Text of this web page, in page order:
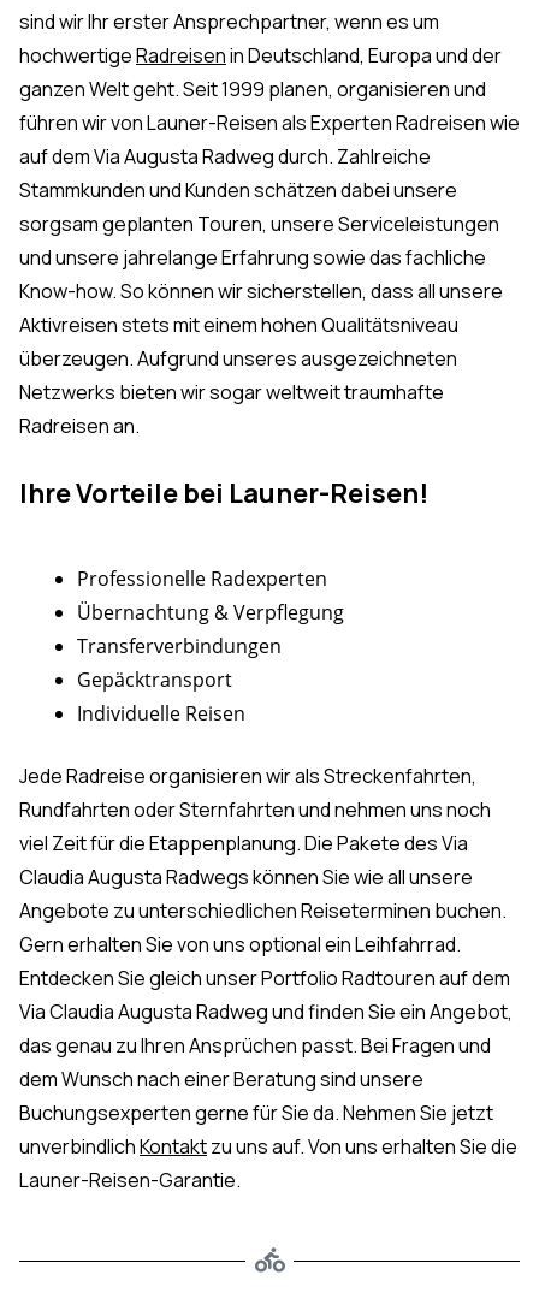
sind wir Ihr erster Ansprechpartner, wenn es um
hochwertigeRadreisenin Deutschland, Europa und der
ganzen Welt geht. Seit 1999 planen, organisieren und
führen wir von Launer-Reisen als Experten Radreisen wie
auf dem Via Augusta Radweg durch. Zahlreiche
Stammkunden und Kunden schätzen dabei unsere
sorgsam geplanten Touren, unsere Serviceleistungen
und unsere jahrelange Erfahrung sowie das fachliche
Know-how. So können wir sicherstellen, dass all unsere
Aktivreisen stets mit einem hohen Qualitätsniveau
überzeugen. Aufgrund unseres ausgezeichneten
Netzwerks bieten wir sogar weltweit traumhafte
Radreisen an.
Ihre Vorteile bei Launer-Reisen!
Professionelle Radexperten
Übernachtung & Verpflegung
Transferverbindungen
Gepäcktransport
Individuelle Reisen
Jede Radreiseorganisieren wir als Streckenfahrten,
Rundfahrten oder Sternfahrten und nehmen uns noch
viel Zeit für die Etappenplanung. Die Pakete des Via
Claudia Augusta Radwegs können Sie wie all unsere
Angebote zu unterschiedlichen Reiseterminen buchen.
Gern erhalten Sie von uns optional ein Leihfahrrad.
Entdecken Sie gleich unser Portfolio Radtouren auf dem
Via Claudia Augusta Radweg und finden Sie ein Angebot,
das genau zu Ihren Ansprüchen passt. Bei Fragen und
dem Wunsch nach einer Beratung sind unsere
Buchungsexperten gerne für Sie da. Nehmen Sie jetzt
unverbindlichKontaktzu uns auf. Von uns erhalten Sie die
Launer-Reisen-Garantie.